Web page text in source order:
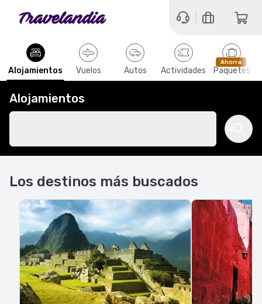
Alojamientos Vuelos Autos Actividades
Ahorra
Paquetes
Alojamientos
Los destinos más buscados